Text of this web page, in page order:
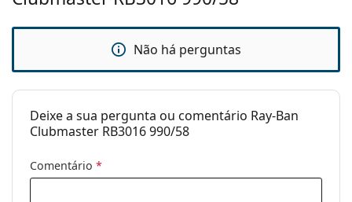
Estojo:
Sim
Pano de
Sim
Outros
Categoria:
Óculos de sol
Uso:
Moda
Não há perguntas
Deixe a sua pergunta ou comentário Ray-Ban
Clubmaster RB3016 990/58
Comentário *